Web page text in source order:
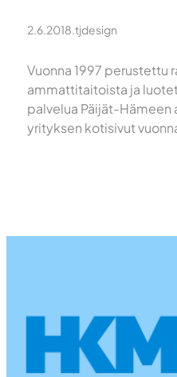
2.6.2018.tjdesign
Vuonna 1997 perustettu
ammattitaitoista ja
palvelua Päijät-Hämeen
yrityksen kotisivut